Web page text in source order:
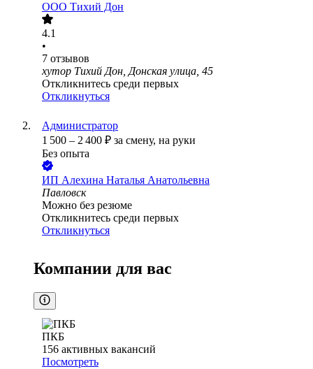
ООО Тихий Дон
4.1
•
7 отзывов
хутор Тихий Дон, Донская улица, 45
Откликнитесь среди первых
Откликнуться
Администратор
1 500 – 2 400 ₽ за смену, на руки
Без опыта
ИП Алехина Наталья Анатольевна
Павловск
Можно без резюме
Откликнитесь среди первых
Откликнуться
Компании для вас
ПКБ
156 активных вакансий
Посмотреть